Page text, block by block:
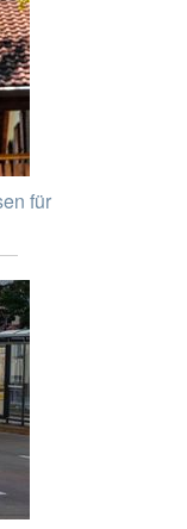
für